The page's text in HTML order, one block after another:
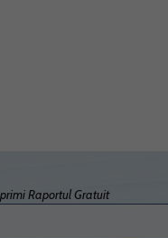
Raportul Gratuit